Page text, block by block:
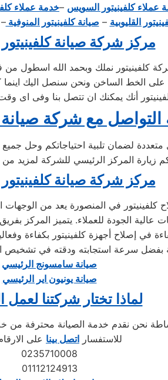
عملاء كلفينيتور السويس –خدمة عملاء
القليوبية – صيانة كلفينيتور المنوفية
مركز شركة صيانة
كلفينيتور نملك وبحمد الله اسطول
بنا على الخط الساخن ونحن سنصل
أنك يمكنك ان تتصل بنا وفى اى
التواصل مع شركة صيانة
لضمان تلبية احتياجاتكم وحل
مركز شركة صيانة
عالية الجودة للعملاء. يتميز المركز
في إصلاح أجهزة كلفينيتور بكفاءة
صيانة سامسونج الرئيسي
صيانة يونيون اير الرئيسي
لماذا تختار شركتنا لعمل
للاستفسار اتصل بينا على
0235710008
01112124913